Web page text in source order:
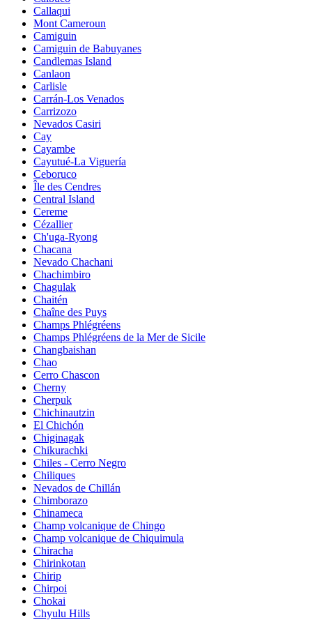
Callaqui
Mont Cameroun
Camiguin
Camiguin de Babuyanes
Candlemas Island
Canlaon
Carlisle
Carrán-Los Venados
Carrizozo
Nevados Casiri
Cay
Cayambe
Cayutué-La Viguería
Ceboruco
Île des Cendres
Central Island
Cereme
Cézallier
Ch'uga-Ryong
Chacana
Nevado Chachani
Chachimbiro
Chagulak
Chaitén
Chaîne des Puys
Champs Phlégréens
Champs Phlégréens de la Mer de Sicile
Changbaishan
Chao
Cerro Chascon
Cherny
Cherpuk
Chichinautzin
El Chichón
Chiginagak
Chikurachki
Chiles - Cerro Negro
Chiliques
Nevados de Chillán
Chimborazo
Chinameca
Champ volcanique de Chingo
Champ volcanique de Chiquimula
Chiracha
Chirinkotan
Chirip
Chirpoi
Chokai
Chyulu Hills